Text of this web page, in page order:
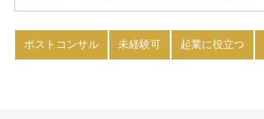
ポストコンサル 未経験可 起業に役立つ